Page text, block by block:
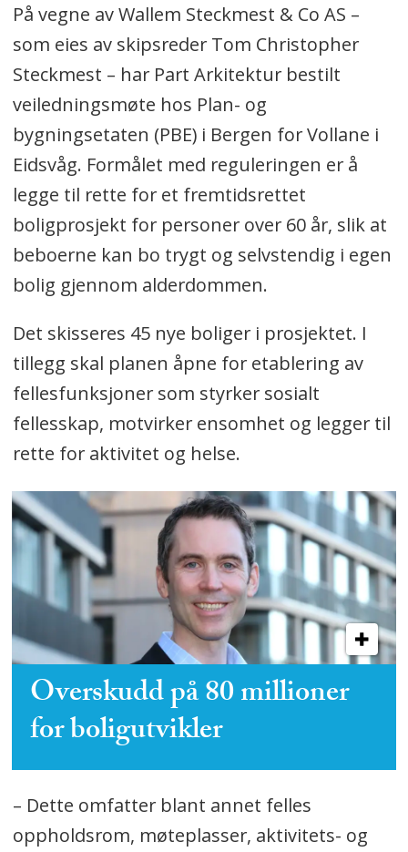
På vegne av Wallem Steckmest & Co AS –
som eies av skipsreder Tom Christopher
Steckmest – har Part Arkitektur bestilt
veiledningsmøte hos Plan- og
bygningsetaten (PBE) i Bergen for Vollane i
Eidsvåg. Formålet med reguleringen er å
legge til rette for et fremtidsrettet
boligprosjekt for personer over 60 år, slik at
beboerne kan bo trygt og selvstendig i egen
bolig gjennom alderdommen.
Det skisseres 45 nye boliger i prosjektet. I
tillegg skal planen åpne for etablering av
fellesfunksjoner som styrker sosialt
fellesskap, motvirker ensomhet og legger til
rette for aktivitet og helse.
Overskudd på 80 millioner
for boligutvikler
– Dette omfatter blant annet felles
oppholdsrom, møteplasser, aktivitets- og